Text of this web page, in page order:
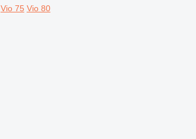
Vio 75 Vio 80